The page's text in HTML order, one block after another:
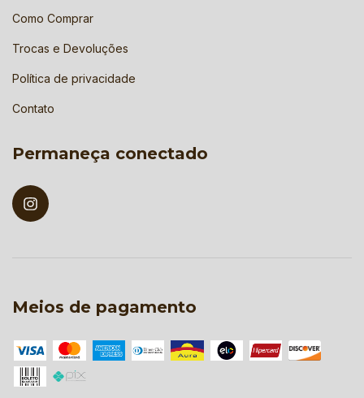
Como Comprar
Trocas e Devoluções
Política de privacidade
Contato
Permaneça conectado
Meios de pagamento